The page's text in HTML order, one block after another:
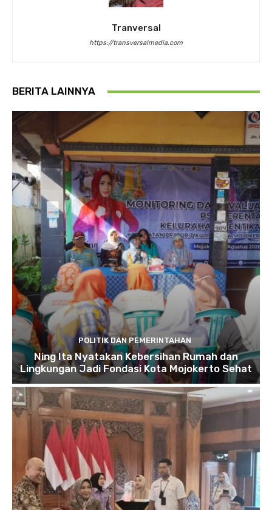
Tranversal
https://transversalmedia.com
BERITA LAINNYA
POLITIK DAN PEMERINTAHAN
Ning Ita Nyatakan Kebersihan Rumah dan
Lingkungan Jadi Fondasi Kota Mojokerto Sehat